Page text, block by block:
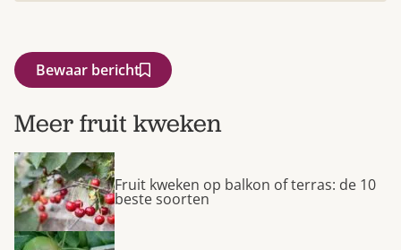
Bewaar bericht
Meer fruit kweken
Fruit kweken op balkon of terras: de 10
beste soorten